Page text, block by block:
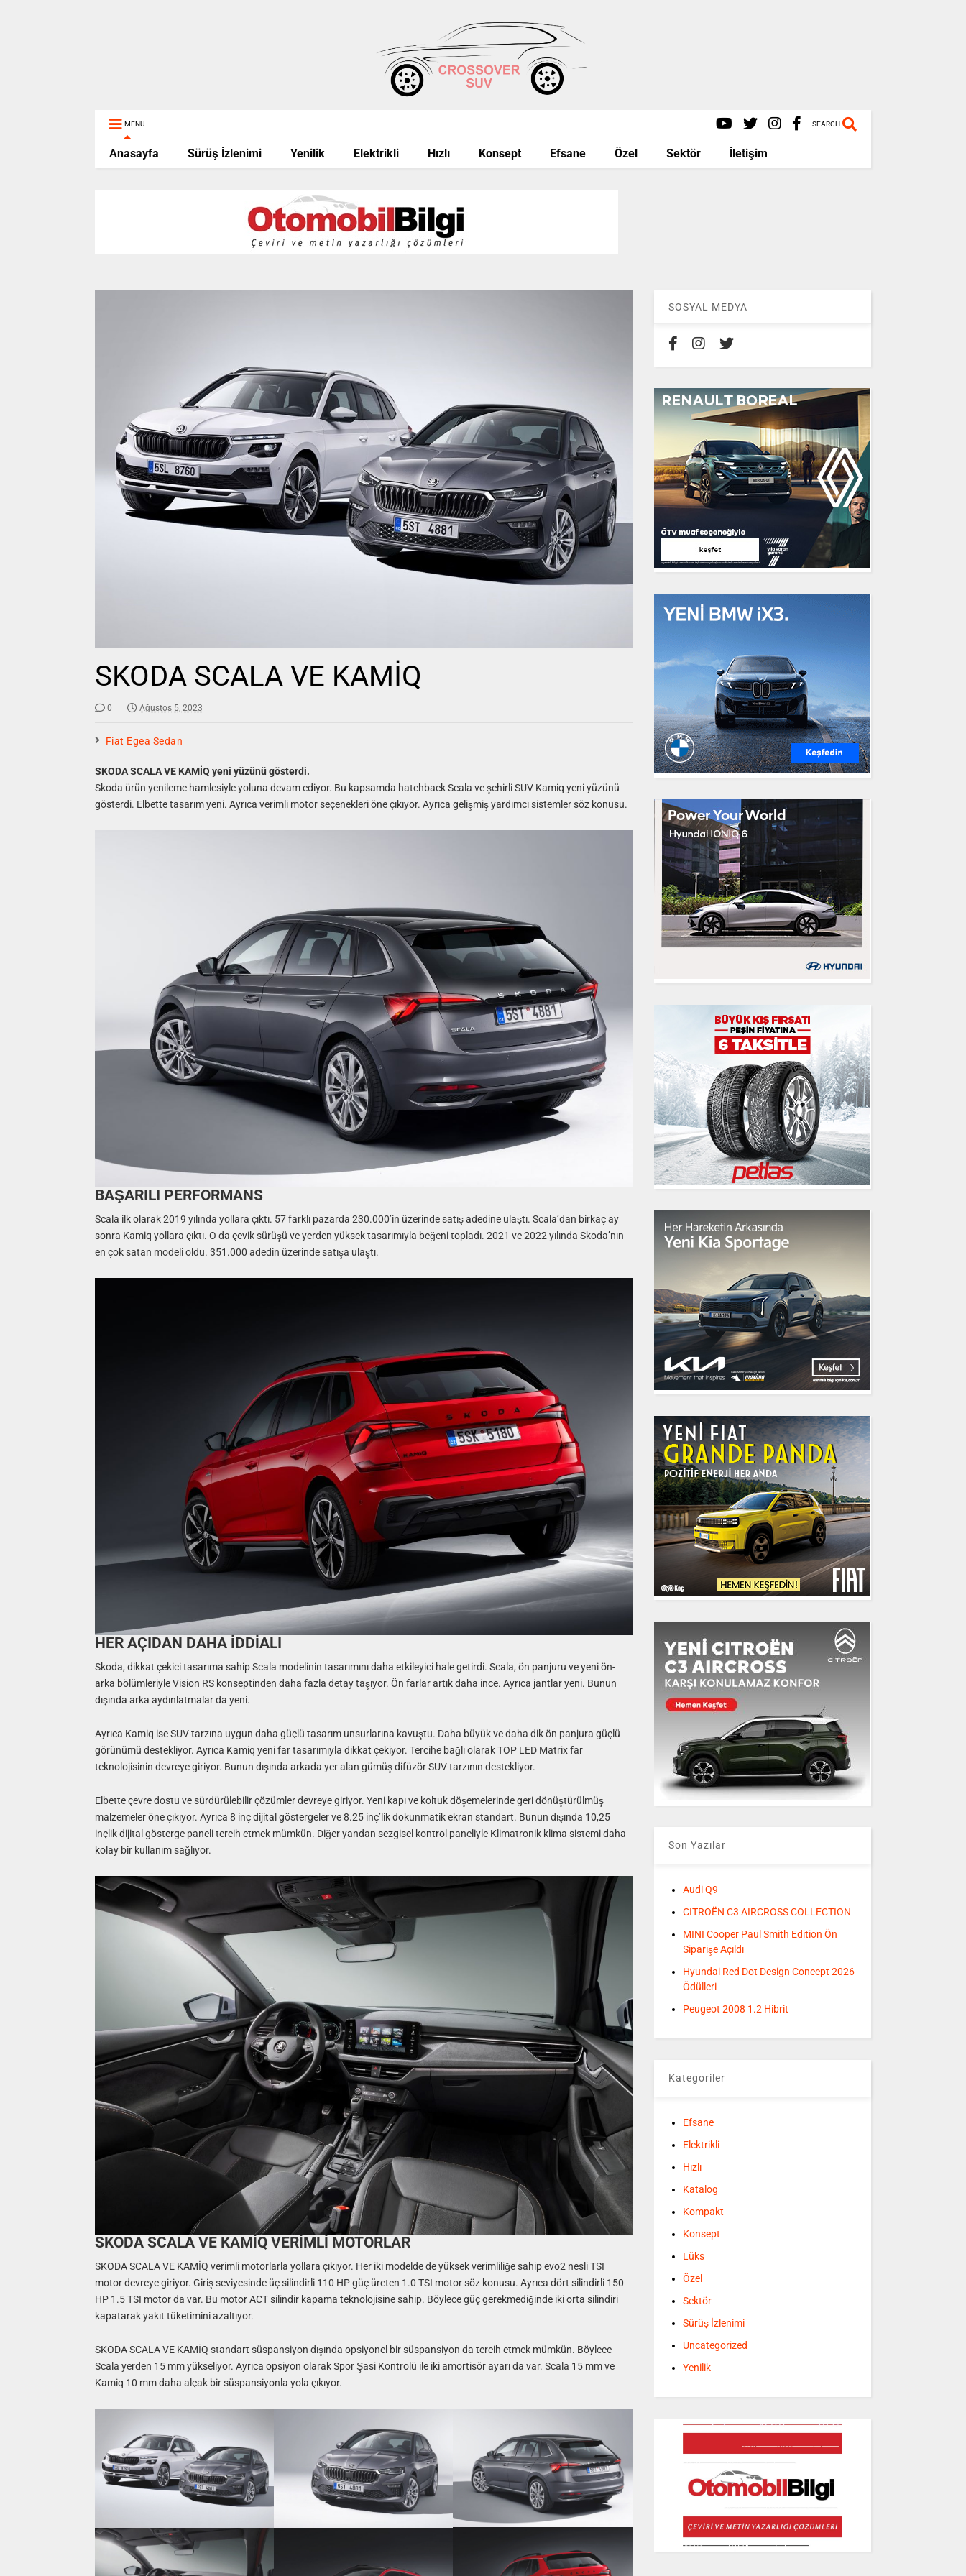
MENU SEARCH
Anasayfa Sürüş İzlenimi Yenilik Elektrikli Hızlı Konsept Efsane Özel Sektör İletişim
SKODA SCALA VE KAMİQ
0 Ağustos 5, 2023
Fiat Egea Sedan
SKODA SCALA VE KAMİQ yeni yüzünü gösterdi.
Skoda ürün yenileme hamlesiyle yoluna devam ediyor. Bu kapsamda hatchback Scala ve şehirli SUV Kamiq yeni yüzünü
gösterdi. Elbette tasarım yeni. Ayrıca verimli motor seçenekleri öne çıkıyor. Ayrıca gelişmiş yardımcı sistemler söz konusu.
BAŞARILI PERFORMANS
Scala ilk olarak 2019 yılında yollara çıktı. 57 farklı pazarda 230.000’in üzerinde satış adedine ulaştı. Scala’dan birkaç ay
sonra Kamiq yollara çıktı. O da çevik sürüşü ve yerden yüksek tasarımıyla beğeni topladı. 2021 ve 2022 yılında Skoda’nın
en çok satan modeli oldu. 351.000 adedin üzerinde satışa ulaştı.
HER AÇIDAN DAHA İDDİALI
Skoda, dikkat çekici tasarıma sahip Scala modelinin tasarımını daha etkileyici hale getirdi. Scala, ön panjuru ve yeni ön-
arka bölümleriyle Vision RS konseptinden daha fazla detay taşıyor. Ön farlar artık daha ince. Ayrıca jantlar yeni. Bunun
dışında arka aydınlatmalar da yeni.
Ayrıca Kamiq ise SUV tarzına uygun daha güçlü tasarım unsurlarına kavuştu. Daha büyük ve daha dik ön panjura güçlü
görünümü destekliyor. Ayrıca Kamiq yeni far tasarımıyla dikkat çekiyor. Tercihe bağlı olarak TOP LED Matrix far
teknolojisinin devreye giriyor. Bunun dışında arkada yer alan gümüş difüzör SUV tarzının destekliyor.
Elbette çevre dostu ve sürdürülebilir çözümler devreye giriyor. Yeni kapı ve koltuk döşemelerinde geri dönüştürülmüş
malzemeler öne çıkıyor. Ayrıca 8 inç dijital göstergeler ve 8.25 inç’lik dokunmatik ekran standart. Bunun dışında 10,25
inçlik dijital gösterge paneli tercih etmek mümkün. Diğer yandan sezgisel kontrol paneliyle Klimatronik klima sistemi daha
kolay bir kullanım sağlıyor.
SKODA SCALA VE KAMİQ VERİMLİ MOTORLAR
SKODA SCALA VE KAMİQ verimli motorlarla yollara çıkıyor. Her iki modelde de yüksek verimliliğe sahip evo2 nesli TSI
motor devreye giriyor. Giriş seviyesinde üç silindirli 110 HP güç üreten 1.0 TSI motor söz konusu. Ayrıca dört silindirli 150
HP 1.5 TSI motor da var. Bu motor ACT silindir kapama teknolojisine sahip. Böylece güç gerekmediğinde iki orta silindiri
kapatarak yakıt tüketimini azaltıyor.
SKODA SCALA VE KAMİQ standart süspansiyon dışında opsiyonel bir süspansiyon da tercih etmek mümkün. Böylece
Scala yerden 15 mm yükseliyor. Ayrıca opsiyon olarak Spor Şasi Kontrolü ile iki amortisör ayarı da var. Scala 15 mm ve
Kamiq 10 mm daha alçak bir süspansiyonla yola çıkıyor.
SOSYAL MEDYA
Son Yazılar
Audi Q9
CITROËN C3 AIRCROSS COLLECTION
MINI Cooper Paul Smith Edition Ön
Siparişe Açıldı
Hyundai Red Dot Design Concept 2026
Ödülleri
Peugeot 2008 1.2 Hibrit
Kategoriler
Efsane
Elektrikli
Hızlı
Katalog
Kompakt
Konsept
Lüks
Özel
Sektör
Sürüş İzlenimi
Uncategorized
Yenilik